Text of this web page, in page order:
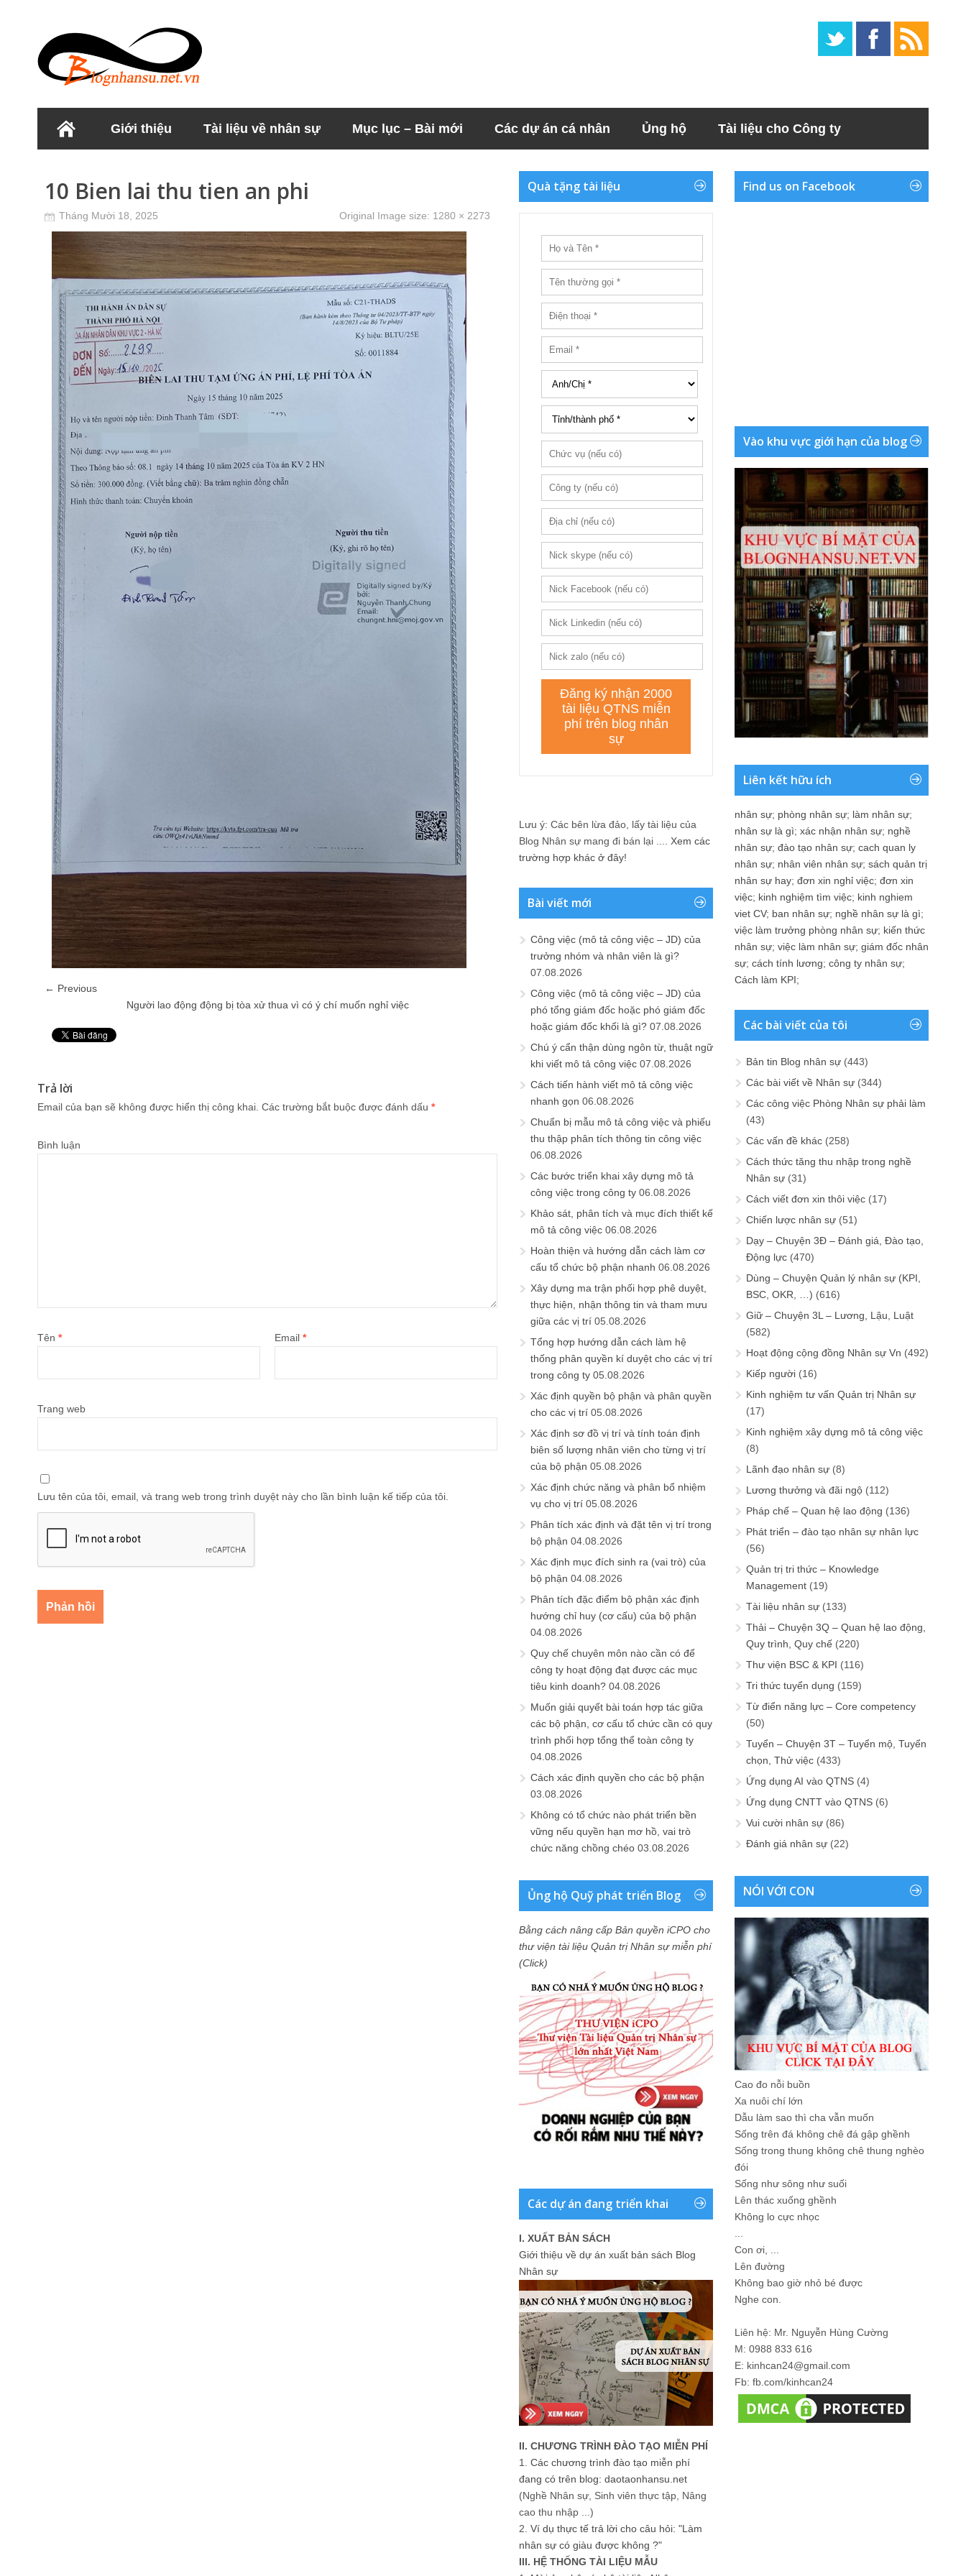
Giới thiệu Tài liệu về nhân sự Mục lục – Bài mới Các dự án cá nhân Ủng hộ Tài liệu cho Công ty
10 Bien lai thu tien an phi
Tháng Mười 18, 2025 Original Image size: 1280 × 2273
← Previous
Người lao động động bị tòa xử thua vì có ý chí muốn nghỉ việc
Trả lời
Email của bạn sẽ không được hiển thị công khai. Các trường bắt buộc được đánh dấu *
Bình luận
Tên * Email *
Trang web
Lưu tên của tôi, email, và trang web trong trình duyệt này cho lần bình luận kế tiếp của tôi.
Quà tặng tài liệu
Lưu ý: Các bên lừa đảo, lấy tài liệu của
Blog Nhân sự mang đi bán lại .... Xem các
trường hợp khác ở đây!
Bài viết mới
Công việc (mô tả công việc – JD) của
trưởng nhóm và nhân viên là gì?
07.08.2026
Công việc (mô tả công việc – JD) của
phó tổng giám đốc hoặc phó giám đốc
hoặc giám đốc khối là gì? 07.08.2026
Chú ý cẩn thận dùng ngôn từ, thuật ngữ
khi viết mô tả công việc 07.08.2026
Cách tiến hành viết mô tả công việc
nhanh gọn 06.08.2026
Chuẩn bị mẫu mô tả công việc và phiếu
thu thập phân tích thông tin công việc
06.08.2026
Các bước triển khai xây dựng mô tả
công việc trong công ty 06.08.2026
Khảo sát, phân tích và mục đích thiết kế
mô tả công việc 06.08.2026
Hoàn thiện và hướng dẫn cách làm cơ
cấu tổ chức bộ phận nhanh 06.08.2026
Xây dựng ma trận phối hợp phê duyệt,
thực hiện, nhận thông tin và tham mưu
giữa các vị trí 05.08.2026
Tổng hợp hướng dẫn cách làm hệ
thống phân quyền kí duyệt cho các vị trí
trong công ty 05.08.2026
Xác định quyền bộ phận và phân quyền
cho các vị trí 05.08.2026
Xác định sơ đồ vị trí và tính toán định
biên số lượng nhân viên cho từng vị trí
của bộ phận 05.08.2026
Xác định chức năng và phân bổ nhiệm
vụ cho vị trí 05.08.2026
Phân tích xác định và đặt tên vị trí trong
bộ phận 04.08.2026
Xác định mục đích sinh ra (vai trò) của
bộ phận 04.08.2026
Phân tích đặc điểm bộ phận xác định
hướng chỉ huy (cơ cấu) của bộ phận
04.08.2026
Quy chế chuyên môn nào cần có để
công ty hoạt động đạt được các mục
tiêu kinh doanh? 04.08.2026
Muốn giải quyết bài toán hợp tác giữa
các bộ phận, cơ cấu tổ chức cần có quy
trình phối hợp tổng thể toàn công ty
04.08.2026
Cách xác định quyền cho các bộ phận
03.08.2026
Không có tổ chức nào phát triển bền
vững nếu quyền hạn mơ hồ, vai trò
chức năng chồng chéo 03.08.2026
Ủng hộ Quỹ phát triển Blog
Bằng cách nâng cấp Bản quyền iCPO cho
thư viện tài liệu Quản trị Nhân sự miễn phí
(Click)
Các dự án đang triển khai
I. XUẤT BẢN SÁCH
Giới thiệu về dự án xuất bản sách Blog
Nhân sự
II. CHƯƠNG TRÌNH ĐÀO TẠO MIỄN PHÍ
1. Các chương trình đào tạo miễn phí
đang có trên blog: daotaonhansu.net
(Nghề Nhân sự, Sinh viên thực tập, Nâng
cao thu nhập ...)
2. Ví dụ thực tế trả lời cho câu hỏi: "Làm
nhân sự có giàu được không ?"
III. HỆ THỐNG TÀI LIỆU MẪU
Find us on Facebook
Vào khu vực giới hạn của blog
Liên kết hữu ích
nhân sự; phòng nhân sự; làm nhân sự;
nhân sự là gì; xác nhận nhân sự; nghề
nhân sự; đào tạo nhân sự; cach quan ly
nhân sự; nhân viên nhân sự; sách quản trị
nhân sự hay; đơn xin nghỉ việc; đơn xin
việc; kinh nghiệm tìm việc; kinh nghiem
viet CV; ban nhân sự; nghề nhân sự là gì;
việc làm trưởng phòng nhân sự; kiến thức
nhân sự; việc làm nhân sự; giám đốc nhân
sự; cách tính lương; công ty nhân sự;
Cách làm KPI;
Các bài viết của tôi
Bản tin Blog nhân sự (443)
Các bài viết về Nhân sự (344)
Các công việc Phòng Nhân sự phải làm
(43)
Các vấn đề khác (258)
Cách thức tăng thu nhập trong nghề
Nhân sự (31)
Cách viết đơn xin thôi việc (17)
Chiến lược nhân sự (51)
Dạy – Chuyện 3Đ – Đánh giá, Đào tạo,
Động lực (470)
Dùng – Chuyện Quản lý nhân sự (KPI,
BSC, OKR, …) (616)
Giữ – Chuyện 3L – Lương, Lậu, Luật
(582)
Hoạt động cộng đồng Nhân sự Vn (492)
Kiếp người (16)
Kinh nghiệm tư vấn Quản trị Nhân sự
(17)
Kinh nghiệm xây dựng mô tả công việc
(8)
Lãnh đạo nhân sự (8)
Lương thưởng và đãi ngộ (112)
Pháp chế – Quan hệ lao động (136)
Phát triển – đào tạo nhân sự nhân lực
(56)
Quản trị tri thức – Knowledge
Management (19)
Tài liệu nhân sự (133)
Thải – Chuyện 3Q – Quan hệ lao động,
Quy trình, Quy chế (220)
Thư viện BSC & KPI (116)
Tri thức tuyển dụng (159)
Từ điển năng lực – Core competency
(50)
Tuyển – Chuyện 3T – Tuyển mộ, Tuyển
chọn, Thử việc (433)
Ứng dụng AI vào QTNS (4)
Ứng dụng CNTT vào QTNS (6)
Vui cười nhân sự (86)
Đánh giá nhân sự (22)
NÓI VỚI CON
Cao đo nỗi buồn
Xa nuôi chí lớn
Dẫu làm sao thì cha vẫn muốn
Sống trên đá không chê đá gập ghềnh
Sống trong thung không chê thung nghèo
đói
Sống như sông như suối
Lên thác xuống ghềnh
Không lo cực nhọc
Con ơi, ...
Lên đường
Không bao giờ nhỏ bé được
Nghe con.
Liên hệ: Mr. Nguyễn Hùng Cường
M: 0988 833 616
E: kinhcan24@gmail.com
Fb: fb.com/kinhcan24